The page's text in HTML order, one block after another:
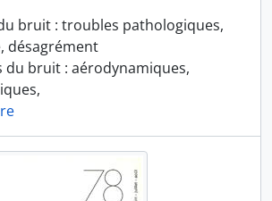
bruit : troubles pathologiques,
désagrément
du bruit : aérodynamiques,